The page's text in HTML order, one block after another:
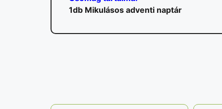
1db Mikulásos adventi naptár